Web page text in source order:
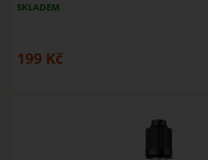
SKLADEM
199 Kč